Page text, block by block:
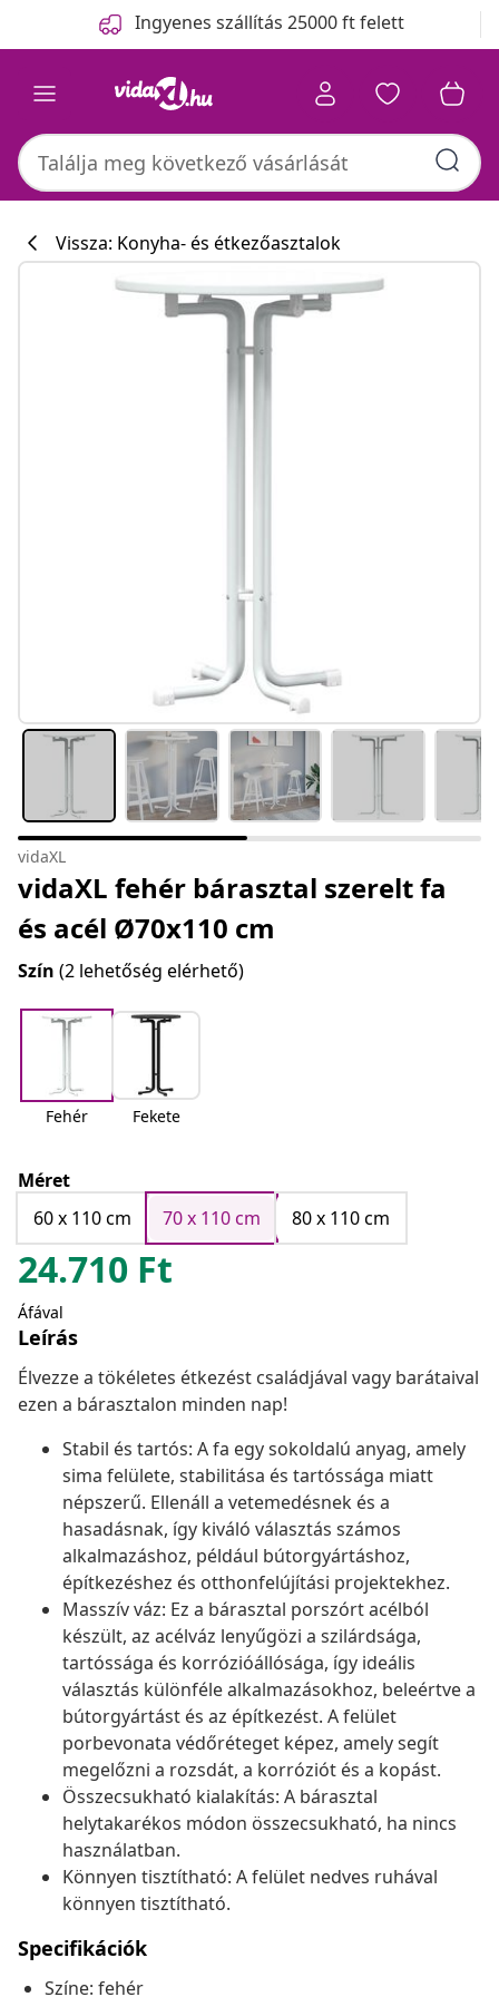
Ingyenes szállítás 25000 ft felett
Vissza: Konyha- és étkezőasztalok
vidaXL
vidaXL fehér bárasztal szerelt fa
és acél Ø70x110 cm
Szín (2 lehetőség elérhető)
Fehér Fekete
Méret
60 x 110 cm
70 x 110 cm 80 x 110 cm
24.710 Ft
Áfával
Leírás
Élvezze a tökéletes étkezést családjával vagy barátaival
ezen a bárasztalon minden nap!
Stabil és tartós: A fa egy sokoldalú anyag, amely
sima felülete, stabilitása és tartóssága miatt
népszerű. Ellenáll a vetemedésnek és a
hasadásnak, így kiváló választás számos
alkalmazáshoz, például bútorgyártáshoz,
építkezéshez és otthonfelújítási projektekhez.
Masszív váz: Ez a bárasztal porszórt acélból
készült, az acélváz lenyűgözi a szilárdsága,
tartóssága és korrózióállósága, így ideális
választás különféle alkalmazásokhoz, beleértve a
bútorgyártást és az építkezést. A felület
porbevonata védőréteget képez, amely segít
megelőzni a rozsdát, a korróziót és a kopást.
Összecsukható kialakítás: A bárasztal
helytakarékos módon összecsukható, ha nincs
használatban.
Könnyen tisztítható: A felület nedves ruhával
könnyen tisztítható.
Specifikációk
Színe: fehér